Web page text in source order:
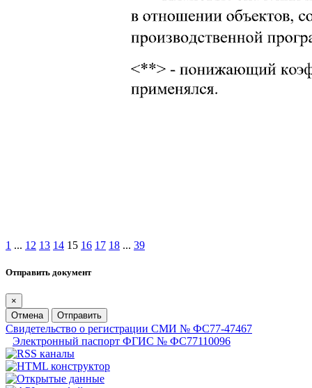
1 ... 12 13 14 15 16 17 18 ... 39
Отправить документ
×
Отмена
Отправить
Свидетельство о регистрации СМИ № ФС77-47467
Электронный паспорт ФГИС № ФС77110096